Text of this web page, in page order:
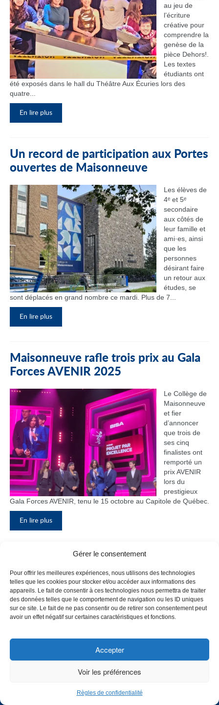
Gérer le consentement
Pour offrir les meilleures expériences, nous utilisons des technologies
telles que les cookies pour stocker et/ou accéder aux informations des
appareils. Le fait de consentir à ces technologies nous permettra de traiter
des données telles que le comportement de navigation ou les ID uniques
sur ce site. Le fait de ne pas consentir ou de retirer son consentement peut
avoir un effet négatif sur certaines caractéristiques et fonctions.
Accepter
Voir les préférences
Règles de confidentialité
au jeu de
l’écriture
créative pour
comprendre la
genèse de la
pièce Dehors!.
Les textes
étudiants ont
été exposés dans le hall du Théâtre Aux Écuries lors des
quatre...
En lire plus
Un record de participation aux Portes
ouvertes de Maisonneuve
Les élèves de
4ᵉ et 5ᵉ
secondaire
aux côtés de
leur famille et
ami·es, ainsi
que les
personnes
désirant faire
un retour aux
études, se
sont déplacés en grand nombre ce mardi. Plus de 7...
En lire plus
Maisonneuve rafle trois prix au Gala
Forces AVENIR 2025
Le Collège de
Maisonneuve
et fier
d’annoncer
que trois de
ses cinq
finalistes ont
remporté un
prix AVENIR
lors du
prestigieux
Gala Forces AVENIR, tenu le 15 octobre au Capitole de Québec.
En lire plus
bloc F
Le Collège de
Maisonneuve
a inauguré
CHOISISSEZ UN PROFIL